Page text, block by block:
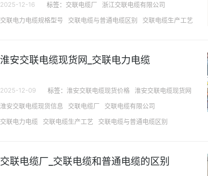
2025-12-16 标签： 交联电缆厂
浙江交联电缆有限公司
交联电力电缆规格型号
交联电缆与普通电缆区别 交联电缆生产工艺
淮安交联电缆现货网_交联电力电缆
2025-12-09 标签： 淮安交联电缆现货价格
淮安交联电缆现货网
淮安交联电缆现货信息
交联电缆厂
交联电缆有限公司
交联电力电缆
交联电缆生产工艺 交联电缆与普通电缆区别
交联电缆厂_交联电缆和普通电缆的区别